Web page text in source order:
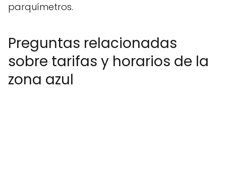
parquímetros.
Preguntas relacionadas
sobre tarifas y horarios de la
zona azul